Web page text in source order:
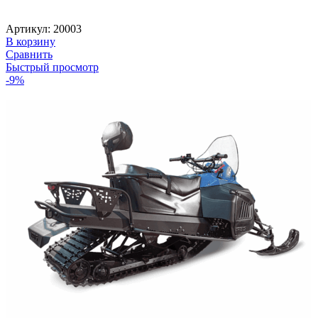
010 ₽.
Артикул: 20003
В корзину
Сравнить
Быстрый просмотр
-9%